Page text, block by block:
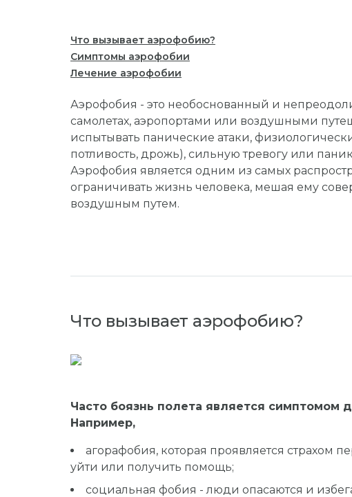
Что вызывает аэрофобию?
Симптомы аэрофобии
Лечение аэрофобии
Аэрофобия - это необоснованный и
самолетах, аэропортами или воздушными
испытывать панические атаки,
потливость, дрожь), сильную тревогу или
Аэрофобия является одним из самых
ограничивать жизнь человека, мешая ему
воздушным путем.
Что вызывает аэрофобию?
Часто боязнь полета является симптомом
Например,
агорафобия, которая проявляется страхом
уйти или получить помощь;
социальная фобия - люди опасаются и